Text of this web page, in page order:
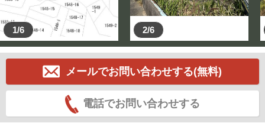
1/6 2/6
メールでお問い合わせする(無料)
電話でお問い合わせする